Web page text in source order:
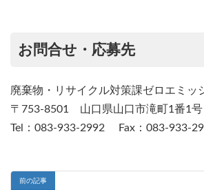
お問合せ・応募先
廃棄物・リサイクル対策課ゼロエミッ
〒753-8501 山口県山口市滝町1番1号
Tel：083-933-2992 Fax：083-933-
前の記事